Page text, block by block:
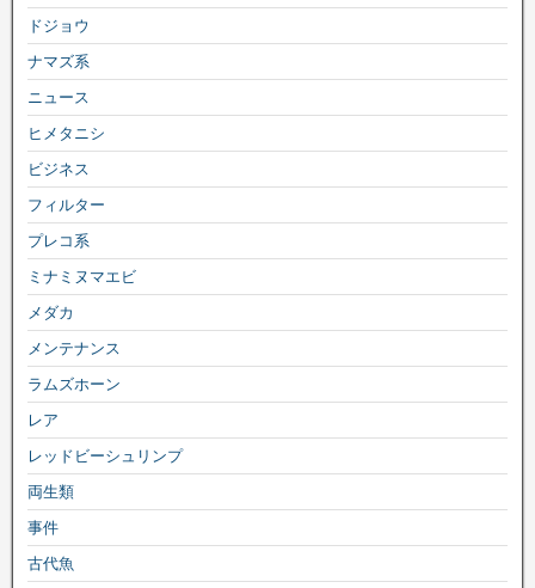
ドジョウ
ナマズ系
ニュース
ヒメタニシ
ビジネス
フィルター
プレコ系
ミナミヌマエビ
メダカ
メンテナンス
ラムズホーン
レア
レッドビーシュリンプ
両生類
事件
古代魚